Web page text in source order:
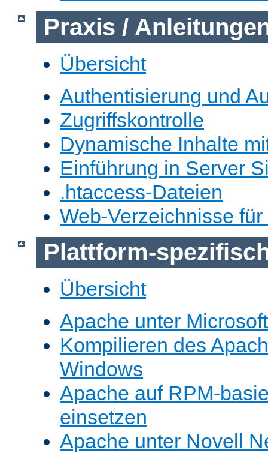
Praxis /
Übersicht
Authentisierung und
Zugriffskontrolle
Dynamische Inhalte
Einführung in Server
.htaccess-Dateien
Web-Verzeichnisse
Plattform-
Übersicht
Apache unter
Kompilieren des
Windows
Apache auf RPM-
einsetzen
Apache unter Novell